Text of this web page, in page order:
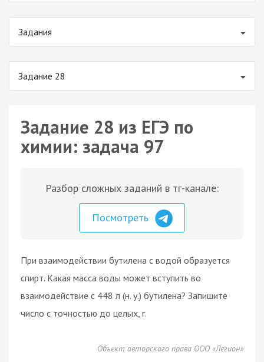
Задания
Задание 28
Задание 28 из ЕГЭ по
химии: задача 97
Разбор сложных заданий в тг-канале:
Посмотреть
При взаимодействии бутилена с водой образуется
спирт. Какая масса воды может вступить во
взаимодействие с 448 л (н. у.) бутилена? Запишите
число с точностью до целых, г.
Объект авторского права ООО «Легион»